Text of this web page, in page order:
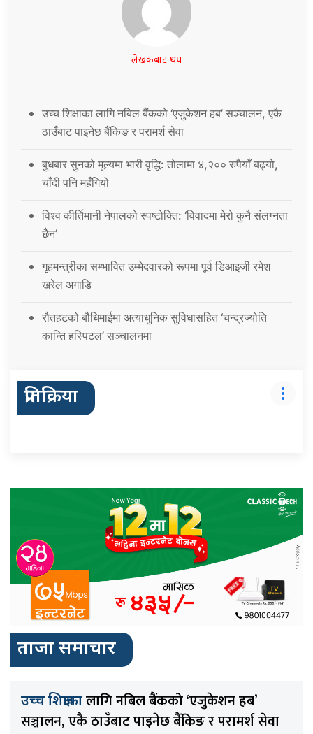
लेखकबाट थप
उच्च शिक्षाका लागि नबिल बैंकको ‘एजुकेशन हब’ सञ्चालन, एकै
ठाउँबाट पाइनेछ बैंकिङ र परामर्श सेवा
बुधबार सुनको मूल्यमा भारी वृद्धि: तोलामा ४,२०० रुपैयाँ बढ्यो,
चाँदी पनि महँगियो
विश्व कीर्तिमानी नेपालको स्पष्टोक्ति: ‘विवादमा मेरो कुनै संलग्नता
छैन’
गृहमन्त्रीका सम्भावित उम्मेदवारको रूपमा पूर्व डिआइजी रमेश
खरेल अगाडि
रौतहटको बौधिमाईमा अत्याधुनिक सुविधासहित ‘चन्द्रज्योति
कान्ति हस्पिटल’ सञ्चालनमा
प्रतिक्रिया
ताजा समाचार
उच्च शिक्षाकालागि नबिल बैंकको ‘एजुकेशन हब’
सञ्चालन, एकै ठाउँबाट पाइनेछ बैंकिङ र परामर्श सेवा